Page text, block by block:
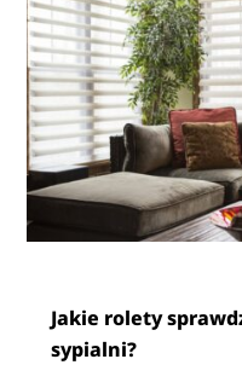
Jakie rolety
sypialni?